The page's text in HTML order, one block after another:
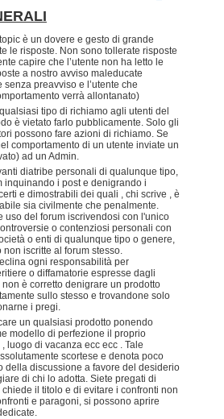
è un dovere e gesto di grande
le risposte. Non sono tollerate risposte
capire che l’utente non ha letto le
a nostro avviso maleducate
preavviso e l’utente che
verrà allontanato)
tipo di richiamo agli utenti del
è vietato farlo pubblicamente. Solo gli
possono fare azioni di richiamo. Se
comportamento di un utente inviate un
ad un Admin.
diatribe personali di qualunque tipo,
inquinando i post e denigrando i
e dimostrabili dei quali , chi scrive , è
sia civilmente che penalmente.
uso del forum iscrivendosi con l'unico
o contenziosi personali con
o enti di qualunque tipo o genere,
iscritte al forum stesso.
ogni responsabilità per
o diffamatorie espresse dagli
è corretto denigrare un prodotto
sullo stesso e trovandone solo
i pregi.
un qualsiasi prodotto ponendo
modello di perfezione il proprio
luogo di vacanza ecc ecc . Tale
scortese e denota poco
della discussione a favore del desiderio
di chi lo adotta. Siete pregati di
il titolo e di evitare i confronti non
e paragoni, si possono aprire